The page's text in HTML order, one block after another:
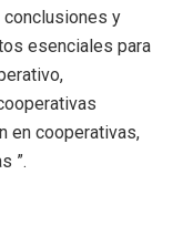
conclusiones y
esenciales para
en cooperativas,
”.